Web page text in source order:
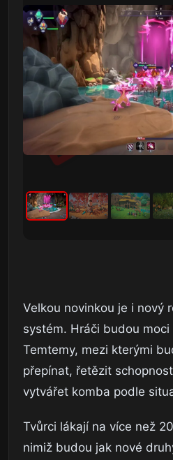
Velkou novinkou je i nový
systém. Hráči budou
Temtemy, mezi kterými
přepínat, řetězit
vytvářet komba podle
Tvůrci lákají na více než
nimiž budou jak nové